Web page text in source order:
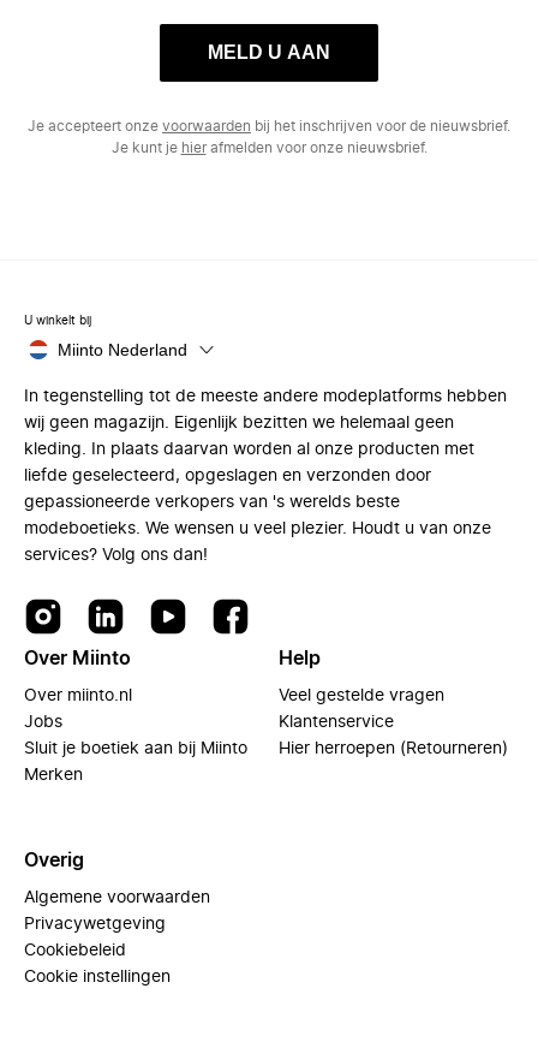
MELD U AAN
Je accepteert onze voorwaarden bij het inschrijven voor de nieuwsbrief.
Je kunt je hierafmelden voor onze nieuwsbrief.
U winkelt bij
Miinto Nederland
In tegenstelling tot de meeste andere modeplatforms hebben
wij geen magazijn. Eigenlijk bezitten we helemaal geen
kleding. In plaats daarvan worden al onze producten met
liefde geselecteerd, opgeslagen en verzonden door
gepassioneerde verkopers van 's werelds beste
modeboetieks. We wensen u veel plezier. Houdt u van onze
services? Volg ons dan!
Over Miinto
Over miinto.nl
Jobs
Sluit je boetiek aan bij Miinto
Merken
Help
Veel gestelde vragen
Klantenservice
Hier herroepen (Retourneren)
Overig
Algemene voorwaarden
Privacywetgeving
Cookiebeleid
Cookie instellingen